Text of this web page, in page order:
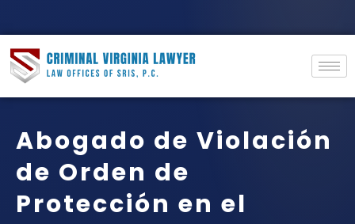
Abogado de Violación
de Orden de
Protección en el